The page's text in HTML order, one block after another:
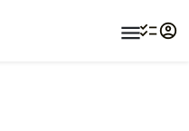
menu